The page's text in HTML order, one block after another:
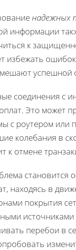
надежных
информации
к
избежать
успешной
соединения с
Это может
с роутером или
колебания в
к отмене
становится
находясь в
покрытия
перебои в